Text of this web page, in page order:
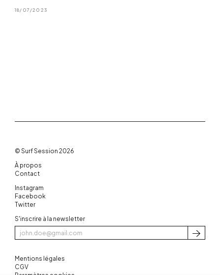
18/07/2023
© Surf Session 2026
À propos
Contact
Instagram
Facebook
Twitter
S'inscrire à la newsletter
Mentions légales
CGV